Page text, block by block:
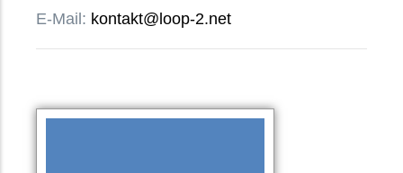
E-Mail: kontakt@loop-2.net